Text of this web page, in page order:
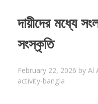
দায়ীদের মধ্যে
সংস্কৃতি
February 22, 2026 by Al
activity-bangla